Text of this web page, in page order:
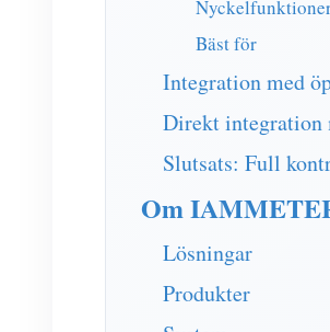
Bäst för
Integration med
Direkt integration
Slutsats: Full
Om
Lösningar
Produkter